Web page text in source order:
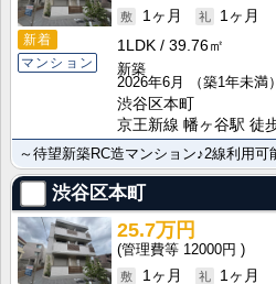
新着
マンション
1ヶ月
1ヶ月
1LDK
39.76㎡
新築
2026年6月
（築1年未満）
渋谷区本町
京王新線 幡ヶ谷駅 徒
～待望新築RC造マンション♪2線利用可
渋谷区本町
25.7万円
12000円
1ヶ月
1ヶ月